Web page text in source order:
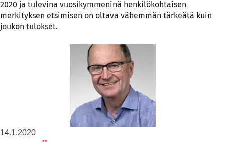
2020 ja tulevina vuosikymmeninä henkilökohtaisen
merkityksen etsimisen on oltava vähemmän tärkeätä kuin
joukon tulokset.
14.1.2020